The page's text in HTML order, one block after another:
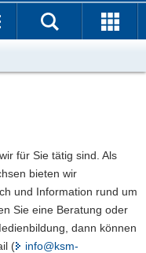
für Sie tätig sind. Als
bieten wir
und Information rund um
Sie eine Beratung oder
dann können
(
info@ksm-